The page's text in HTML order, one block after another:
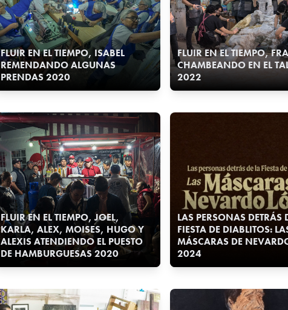
FLUIR EN EL TIEMPO, ISABEL
REMENDANDO ALGUNAS
PRENDAS 2020
FLUIR EN EL TIEMPO,
CHAMBEANDO EN EL
2022
FLUIR EN EL TIEMPO, JOEL,
KARLA, ALEX, MOISES, HUGO Y
ALEXIS ATENDIENDO EL PUESTO
DE HAMBURGUESAS 2020
LAS PERSONAS DETRÁS
FIESTA DE DIABLITOS:
MÁSCARAS DE
2024